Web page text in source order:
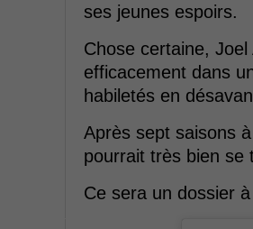
ses jeunes espoirs.
Chose certaine,
efficacement dans
habiletés en
Après sept saisons
pourrait très bien se
Ce sera un dossier